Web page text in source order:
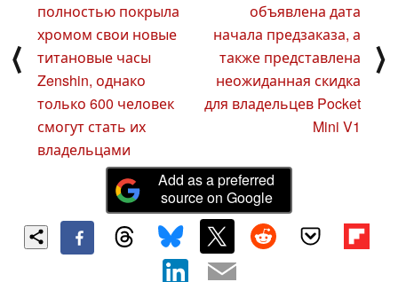
⟨
полностью покрыла
хромом свои новые
титановые часы
Zenshin, однако
только 600 человек
смогут стать их
владельцами
объявлена дата
начала предзаказа, а
также представлена
неожиданная скидка
для владельцев Pocket
Mini V1
⟩
Add as a preferred
source on Google